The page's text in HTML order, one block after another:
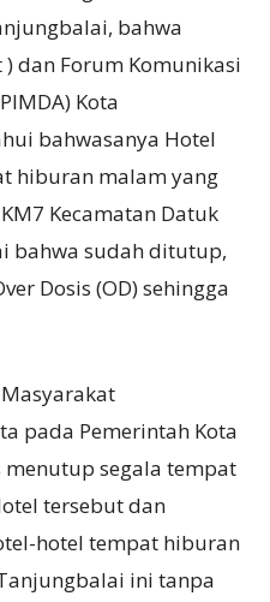
bahwa
) dan Forum Komunikasi
Kota
bahwasanya Hotel
hiburan malam yang
Kecamatan Datuk
bahwa sudah ditutup,
Dosis (OD) sehingga
pada Pemerintah Kota
segala tempat
tersebut dan
hotel tempat hiburan
ini tanpa